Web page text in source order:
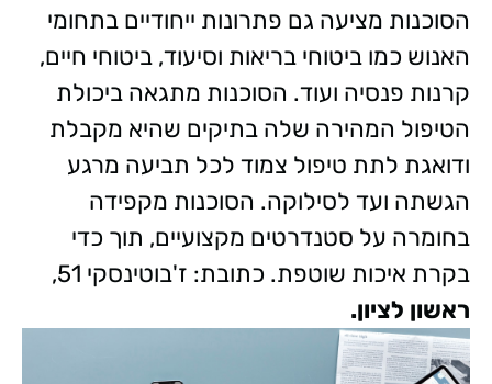
הסוכנות מציעה גם פתרונות ייחודיים בתחומי
האנוש כמו ביטוחי בריאות וסיעוד, ביטוחי חיים,
קרנות פנסיה ועוד. הסוכנות מתגאה ביכולת
הטיפול המהירה שלה בתיקים שהיא מקבלת
ודואגת לתת טיפול צמוד לכל תביעה מרגע
הגשתה ועד לסילוקה. הסוכנות מקפידה
בחומרה על סטנדרטים מקצועיים, תוך כדי
בקרת איכות שוטפת. כתובת: ז'בוטינסקי 51,
ראשון לציון.